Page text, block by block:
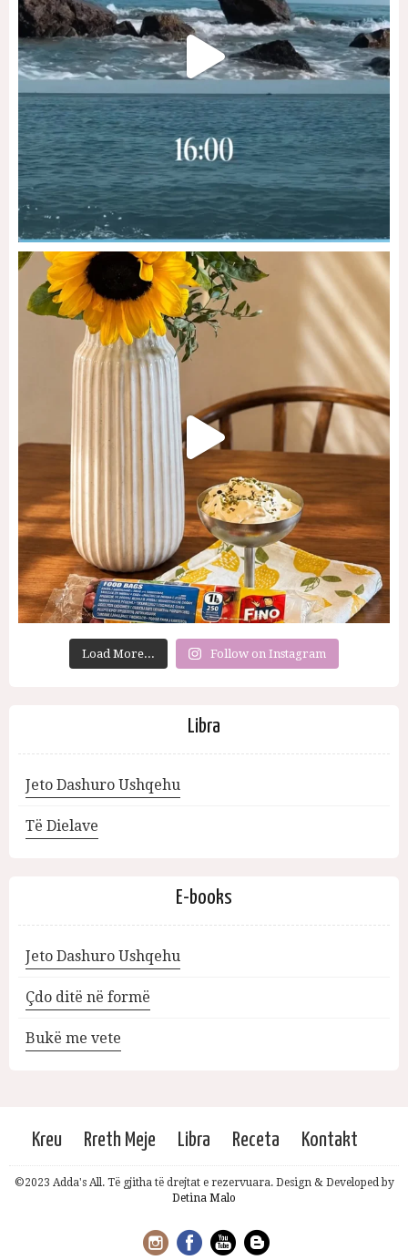
Load More... Follow on Instagram
Libra
Jeto Dashuro Ushqehu
Të Dielave
E-books
Jeto Dashuro Ushqehu
Çdo ditë në formë
Bukë me vete
Kreu Rreth Meje Libra Receta Kontakt
©2023 Adda's All. Të gjitha të drejtat e rezervuara. Design & Developed by
Detina Malo